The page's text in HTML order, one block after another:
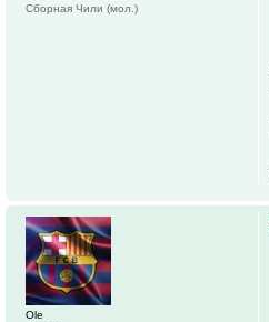
Сборная Чили (мол.)
Ole